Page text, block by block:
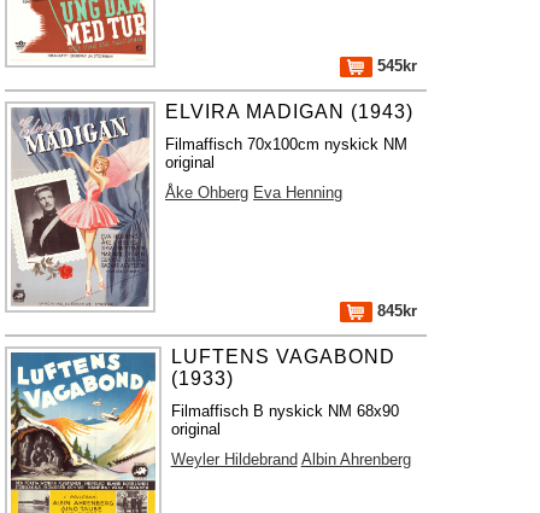
545kr
ELVIRA MADIGAN (1943)
Filmaffisch 70x100cm nyskick NM
original
Åke Ohberg Eva Henning
845kr
LUFTENS VAGABOND
(1933)
Filmaffisch B nyskick NM 68x90
original
Weyler Hildebrand Albin Ahrenberg